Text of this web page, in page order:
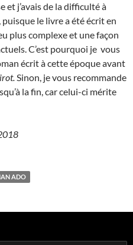
et j’avais de la difficulté à
le livre a été écrit en
plus complexe et une façon
C’est pourquoi je vous
écrit à cette époque avant
Sinon, je vous recommande
la fin, car celui-ci mérite
ADO